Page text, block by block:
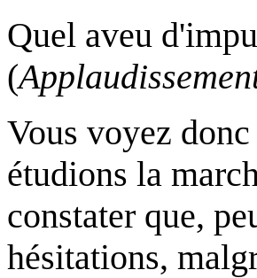
Quel aveu
(
Vous voyez
étudions la
constater que,
hésitations,